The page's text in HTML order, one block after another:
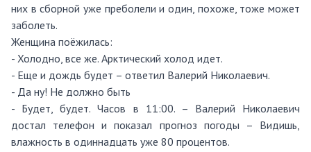
них в сборной уже преболели и один, похоже, тоже может
заболеть.
Женщина поёжилась:
- Холодно, все же. Арктический холод идет.
- Еще и дождь будет – ответил Валерий Николаевич.
- Да ну! Не должно быть
- Будет, будет. Часов в 11:00. – Валерий Николаевич
достал телефон и показал прогноз погоды – Видишь,
влажность в одиннадцать уже 80 процентов.